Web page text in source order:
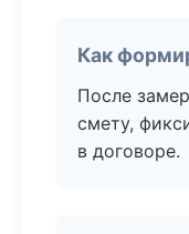
Как
После
смету,
в договоре.